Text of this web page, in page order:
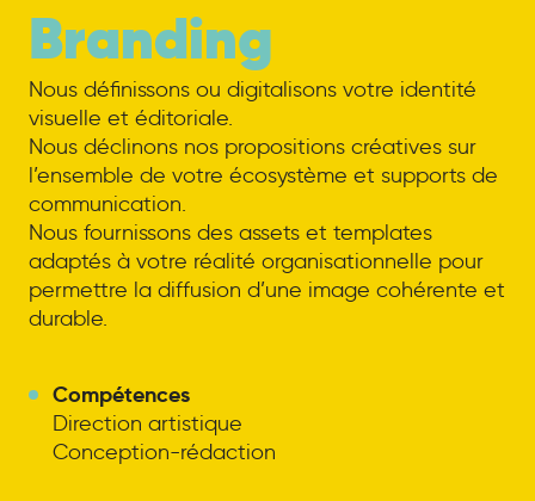
Branding
Nous définissons ou digitalisons votre identité
visuelle et éditoriale.
Nous déclinons nos propositions créatives sur
l’ensemble de votre écosystème et supports de
communication.
Nous fournissons des assets et templates
adaptés à votre réalité organisationnelle pour
permettre la diffusion d’une image cohérente et
durable.
Compétences
Direction artistique
Conception-rédaction